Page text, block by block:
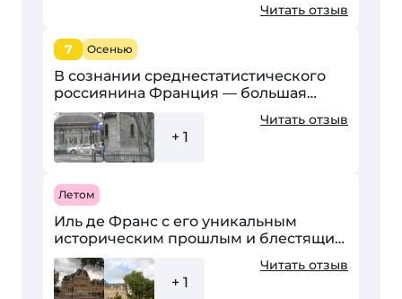
Мы были в Париже, заезжали вЧитать отзыв
7 Осенью
В сознании среднестатистического
россиянина Франция — большая
страна с огромными запутанными
улицами и красивыми домами, где
потрясающей красоты...
+ 1
Читать отзыв
Летом
Иль де Франс с его уникальным
историческим прошлым и блестящим
настоящим сможет прийтись по вкусу
разным туристам: будь это
утонченная романтическая...
+ 1
Читать отзыв